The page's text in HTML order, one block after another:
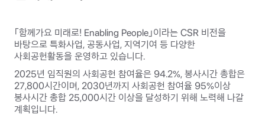
「함께가요 미래로! Enabling People」이라는 CSR 비전을
바탕으로 특화사업, 공동사업, 지역기여 등 다양한
사회공헌활동을 운영하고 있습니다.
2025년 임직원의 사회공헌 참여율은 94.2%, 봉사시간 총합은
27,800시간이며, 2030년까지 사회공헌 참여율 95%이상
봉사시간 총합 25,000시간 이상을 달성하기 위해 노력해 나갈
계획입니다.